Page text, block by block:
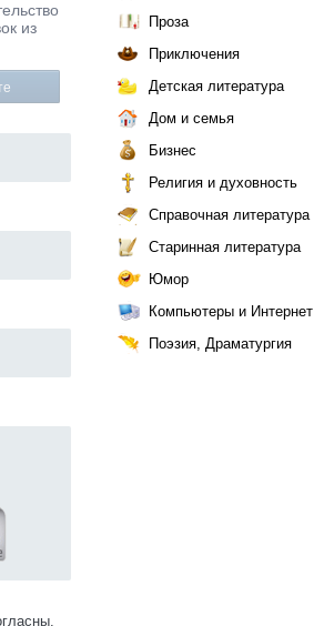
из
Проза
Приключения
Детская литература
Дом и семья
Бизнес
Религия и духовность
Справочная литература
Старинная литература
Юмор
Компьютеры и Интернет
Поэзия, Драматургия